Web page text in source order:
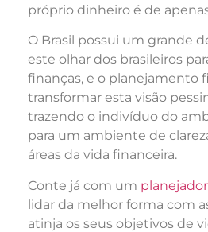
próprio dinheiro é de
O Brasil possui um grande
este olhar dos brasileiros
finanças, e o planejamento
transformar esta visão
trazendo o indivíduo do
para um ambiente de
áreas da vida financeira.
Conte já com um
lidar da melhor forma com
atinja os seus objetivos de